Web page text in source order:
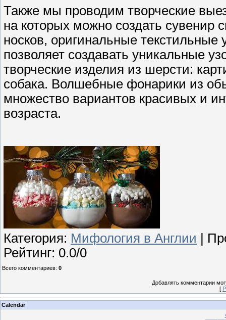
Также мы проводим творческие
на которых можно создать сувенир
носков, оригинальные
позволяет создавать уникальные
творческие изделия из шерсти:
собака. Волшебные фонарики из
множество вариантов красивых и
возраста.
Категория: Мифология в Англии
Рейтинг: 0.0/0
Всего комментариев: 0
Добавлять комментарии
[
Calendar